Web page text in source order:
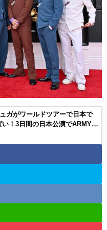
ガがワールドツアーで日本で
い！3日間の日本公演でARMYと